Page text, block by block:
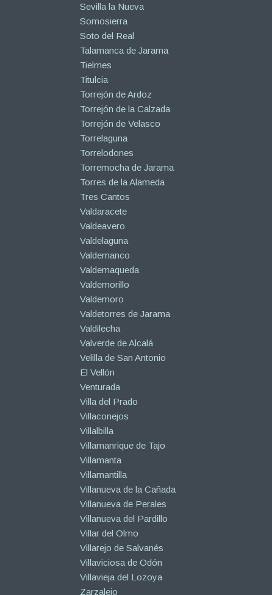
Sevilla la Nueva
Somosierra
Soto del Real
Talamanca de Jarama
Tielmes
Titulcia
Torrejón de Ardoz
Torrejón de la Calzada
Torrejón de Velasco
Torrelaguna
Torrelodones
Torremocha de Jarama
Torres de la Alameda
Tres Cantos
Valdaracete
Valdeavero
Valdelaguna
Valdemanco
Valdemaqueda
Valdemorillo
Valdemoro
Valdetorres de Jarama
Valdilecha
Valverde de Alcalá
Velilla de San Antonio
El Vellón
Venturada
Villa del Prado
Villaconejos
Villalbilla
Villamanrique de Tajo
Villamanta
Villamantilla
Villanueva de la Cañada
Villanueva de Perales
Villanueva del Pardillo
Villar del Olmo
Villarejo de Salvanés
Villaviciosa de Odón
Villavieja del Lozoya
Zarzalejo